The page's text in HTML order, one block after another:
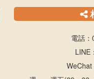
電話
LINE